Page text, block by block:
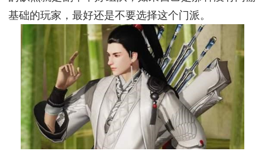
基础的玩家，最好还是不要选择这个门派。